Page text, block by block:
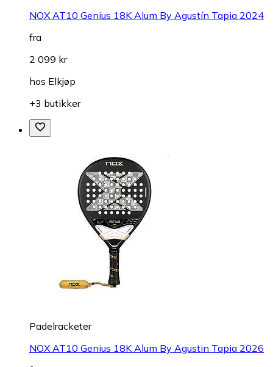
NOX AT10 Genius 18K Alum By Agustín Tapia 2024
fra
2 099 kr
hos Elkjøp
+3 butikker
Padelracketer
NOX AT10 Genius 18K Alum By Agustin Tapia 2026